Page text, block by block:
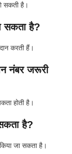
सकती है।
सकता है?
करती हैं।
नंबर जरूरी
होती है।
है?
जा सकता है।